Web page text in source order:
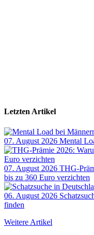
Letzten Artikel
07. August 2026 Mental
07. August 2026 THG-
bis zu 360 Euro verzichten
06. August 2026
finden
Weitere Artikel